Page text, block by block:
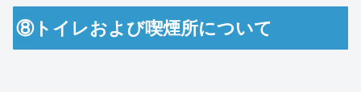
⑧トイレおよび喫煙所について